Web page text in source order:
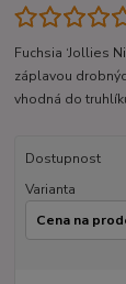
Fuchsia ‘Jollies
záplavou
vhodná do
Dostupnost
Varianta